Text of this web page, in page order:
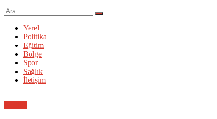
Yerel
Politika
Eğitim
Bölge
Spor
Sağlık
İletişim